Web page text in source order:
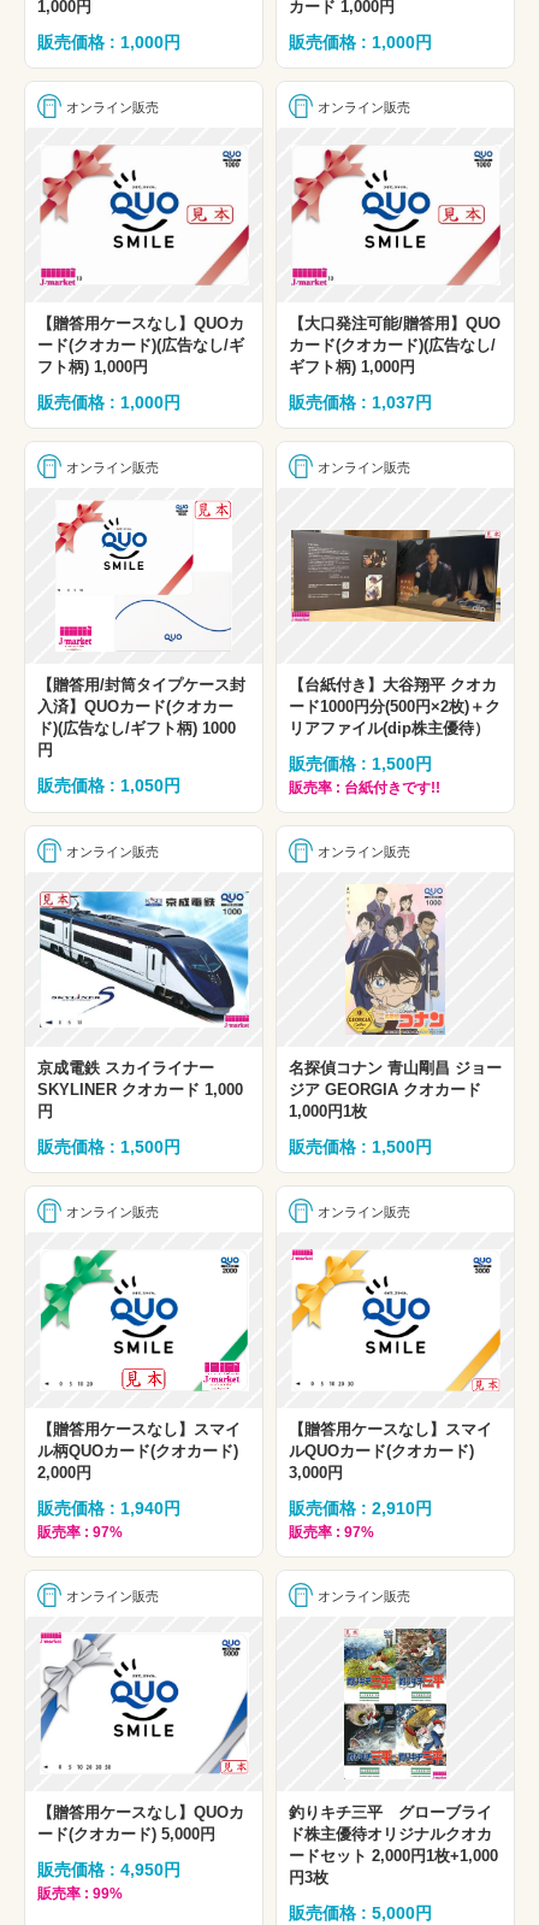
1,000円
販売価格 : 1,000円
カード 1,000円
販売価格 : 1,000円
オンライン販売
【贈答用ケースなし】QUOカ
ード(クオカード)(広告なし/ギ
フト柄) 1,000円
販売価格 : 1,000円
オンライン販売
【大口発注可能/贈答用】QUO
カード(クオカード)(広告なし/
ギフト柄) 1,000円
販売価格 : 1,037円
オンライン販売
【贈答用/封筒タイプケース封
入済】QUOカード(クオカー
ド)(広告なし/ギフト柄) 1000
円
販売価格 : 1,050円
オンライン販売
【台紙付き】大谷翔平 クオカ
ード1000円分(500円×2枚)＋ク
リアファイル(dip株主優待）
販売価格 : 1,500円
販売率 : 台紙付きです!!
オンライン販売
京成電鉄 スカイライナー
SKYLINER クオカード 1,000
円
販売価格 : 1,500円
オンライン販売
名探偵コナン 青山剛昌 ジョー
ジア GEORGIA クオカード
1,000円1枚
販売価格 : 1,500円
オンライン販売
【贈答用ケースなし】スマイ
ル柄QUOカード(クオカード)
2,000円
販売価格 : 1,940円
販売率 : 97%
オンライン販売
【贈答用ケースなし】スマイ
ルQUOカード(クオカード)
3,000円
販売価格 : 2,910円
販売率 : 97%
オンライン販売
【贈答用ケースなし】QUOカ
ード(クオカード) 5,000円
販売価格 : 4,950円
販売率 : 99%
オンライン販売
釣りキチ三平 グローブライ
ド株主優待オリジナルクオカ
ードセット 2,000円1枚+1,000
円3枚
販売価格 : 5,000円